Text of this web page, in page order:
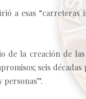
a esas
de la creación de
seis
personas”.